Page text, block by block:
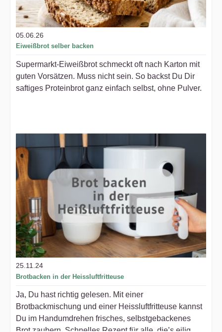
05.06.26
Eiweißbrot selber backen
Supermarkt-Eiweißbrot schmeckt oft nach Karton mit
guten Vorsätzen. Muss nicht sein. So backst Du Dir
saftiges Proteinbrot ganz einfach selbst, ohne Pulver.
25.11.24
Brotbacken in der Heissluftfritteuse
Ja, Du hast richtig gelesen. Mit einer
Brotbackmischung und einer Heissluftfritteuse kannst
Du im Handumdrehen frisches, selbstgebackenes
Brot zaubern. Schnelles Rezept für alle, die’s eilig